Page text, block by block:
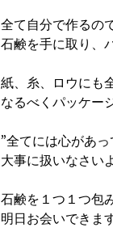
全て自分で作るの
石鹸を手に取り、
紙、糸、ロウにも
なるべくパッケー
”全てには心があ
大事に扱いなさい
石鹸を１つ１つ包
明日お会いできま